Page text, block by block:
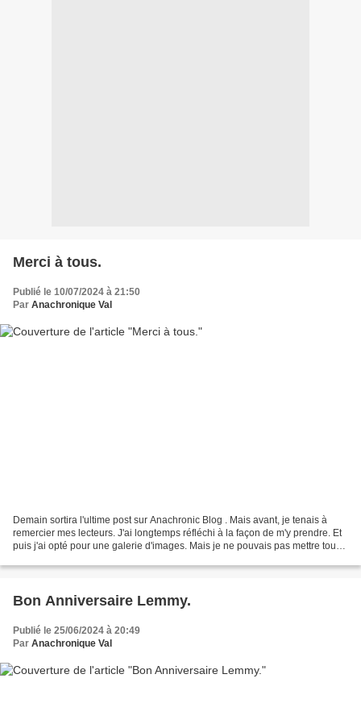
Merci à tous.
Publié le 10/07/2024 à 21:50
Par Anachronique Val
Demain sortira l'ultime post sur Anachronic Blog . Mais avant, je tenais à
remercier mes lecteurs. J'ai longtemps réfléchi à la façon de m'y prendre. Et
puis j'ai opté pour une galerie d'images. Mais je ne pouvais pas mettre tous
Bon Anniversaire Lemmy.
Publié le 25/06/2024 à 20:49
Par Anachronique Val